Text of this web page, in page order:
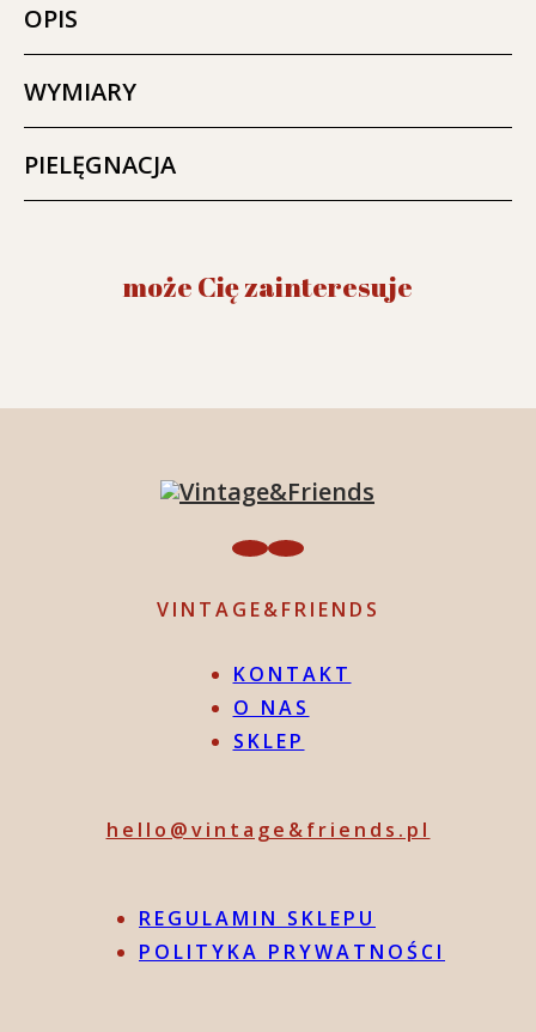
OPIS
WYMIARY
PIELĘGNACJA
może Cię zainteresuje
VINTAGE&FRIENDS
KONTAKT
O NAS
SKLEP
hello@vintage&friends.pl
REGULAMIN SKLEPU
POLITYKA PRYWATNOŚCI